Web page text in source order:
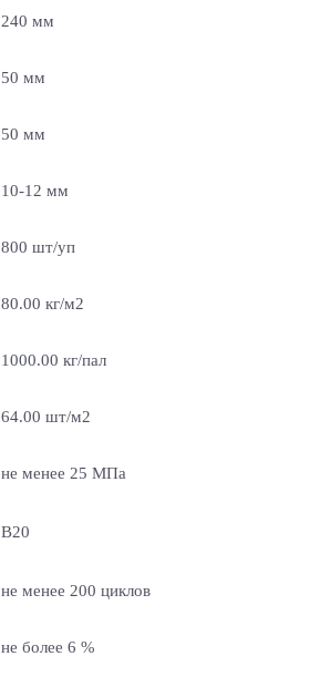
240 мм
50 мм
50 мм
10-12 мм
800 шт/уп
80.00 кг/м2
1000.00 кг/пал
64.00 шт/м2
не менее 25 МПа
B20
не менее 200 циклов
не более 6 %